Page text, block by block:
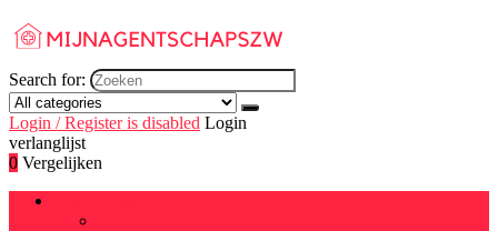
Search for:
Login / Register is disabled Login
verlanglijst
0 Vergelijken